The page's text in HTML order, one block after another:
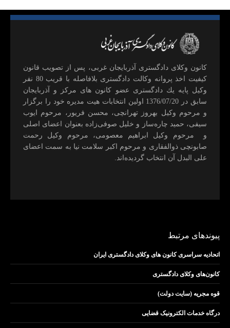
كانون وكلای دادگستری آذربايجان غربی، پس از تصويب قانون
كيفيت اخذ پروانه وكالت دادگستری بلافاصله با قريب 80 نفر
وكيل پايه يك دادگستری عضو كانون های مركز و آذربايجان
سابق در 1376/07/20 اولين انتخابات هيت مديره خود را برگزار
و مرحوم وکیل بهروز تهرانچی، محسن فريور، مرحوم ايوب
سيفی، حميد چاره‌ساز و خليل صوفی‌زاده بعنوان اعضای اصلی
و مرحوم وکیل ابراهيم معصومی، مرحوم وکیل رحمت
صابونچی ذوالفقاری و مرحوم اكبر سلامت نيا به سمت اعضای
علی البدل آن انتخاب گرديده‌اند.
پیوندهای مرتبط
اتحادیه سراسری کانون های وکلای دادگستری ایران
کانون‌های وکلای دادگستری
قوه مجریه (سایت دولت)
درگاه خدمات الکترونیک قضایی